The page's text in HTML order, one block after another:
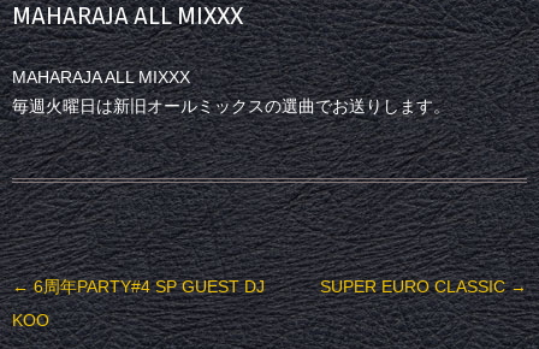
MAHARAJA ALL MIXXX
MAHARAJA ALL MIXXX
毎週火曜日は新旧オールミックスの選曲でお送りします。
投稿ナビゲーション
←6周年PARTY#4 SP GUEST DJ
KOO
SUPER EURO CLASSIC→